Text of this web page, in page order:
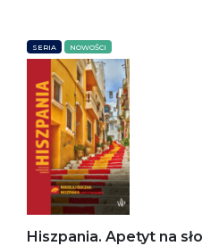
SERIA NOWOŚCI
Hiszpania. Apetyt na